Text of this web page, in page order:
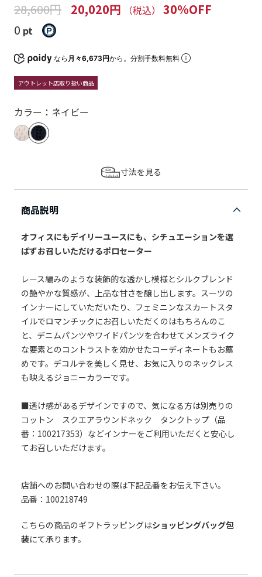
28,600円 20,020円 （税込）
30%OFF
0 pt
なら 月々6,673円から。分割手数料無料
アウトレット店取り扱い商品
カラー：ネイビー
寸法を見る
商品説明
オフィスにもデイリーユースにも、シチュエーションを選
ばずお召しいただけるポロセーター
レース編みのような装飾的な透かし模様とシルクブレンド
の艶やかな質感が、上品な甘さを醸し出します。スーツの
インナーにしていただいたり、フェミニンなスカートスタ
イルでロマンチックにお召しいただくのはもちろんのこ
と、デニムパンツやワイドパンツを合わせてメンズライク
な要素とのコントラストを効かせたコーディネートもお薦
めです。デコルテを美しく見せ、お気に入りのネックレス
も映えるジョニーカラーです。
■透け感があるデザインですので、気になる方は別売りの
コットン スクエアラウンドネック タンクトップ（品
番：100217353）などインナーをご利用いただくと安心し
てお召しいただけます。
店舗へのお問い合わせの際は下記品番をお伝え下さい。
品番：100218749
こちらの商品のギフトラッピングはショッピングバッグ包
装にて承ります。